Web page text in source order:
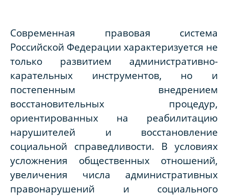
Современная правовая система
Российской Федерации характеризуется не
только развитием административно-
карательных инструментов, но и
постепенным внедрением
восстановительных процедур,
ориентированных на реабилитацию
нарушителей и восстановление
социальной справедливости. В условиях
усложнения общественных отношений,
увеличения числа административных
правонарушений и социального